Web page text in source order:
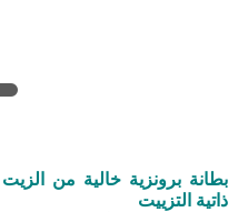
بطانة برونزية خالية من
ذاتية التزييت